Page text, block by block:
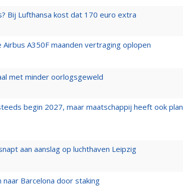
Bij Lufthansa kost dat 170 euro extra
A350F maanden vertraging oplopen
met minder oorlogsgeweld
begin 2027, maar maatschappij heeft ook plan
aan aanslag op luchthaven Leipzig
Barcelona door staking